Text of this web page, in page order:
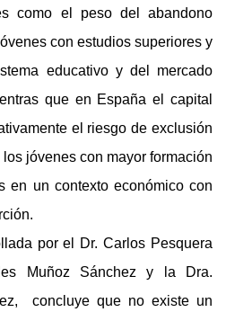
como el peso del abandono
con estudios superiores y
educativo y del mercado
que en España el capital
el riesgo de exclusión
jóvenes con mayor formación
en un contexto económico con
por el Dr. Carlos Pesquera
Muñoz Sánchez y la Dra.
concluye que no existe un